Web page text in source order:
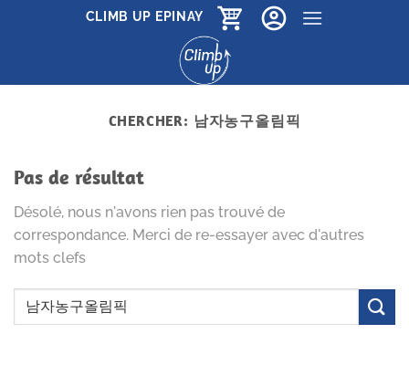
CLIMB UP EPINAY
CHERCHER: 남자농구올림픽
Pas de résultat
Désolé, nous n'avons rien pas trouvé de
correspondance. Merci de re-essayer avec d'autres
mots clefs